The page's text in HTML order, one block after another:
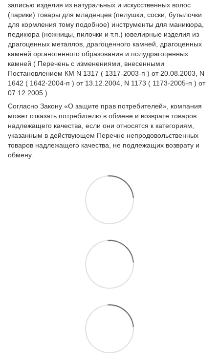
записью изделия из натуральных и искусственных волос
(парики) товары для младенцев (пелушки, соски, бутылочки
для кормления тому подобное) инструменты для маникюра,
педикюра (ножницы, пилочки и т.п.) ювелирные изделия из
драгоценных металлов, драгоценного камней, драгоценных
камней органогенного образования и полудрагоценных
камней ( Перечень с изменениями, внесенными
Постановлением КМ N 1317 ( 1317-2003-п ) от 20.08.2003, N
1642 ( 1642-2004-п ) от 13.12.2004, N 1173 ( 1173-2005-п ) от
07.12.2005 )
Согласно Закону «О защите прав потребителей», компания
может отказать потребителю в обмене и возврате товаров
надлежащего качества, если они относятся к категориям,
указанным в действующем Перечне непродовольственных
товаров надлежащего качества, не подлежащих возврату и
обмену.